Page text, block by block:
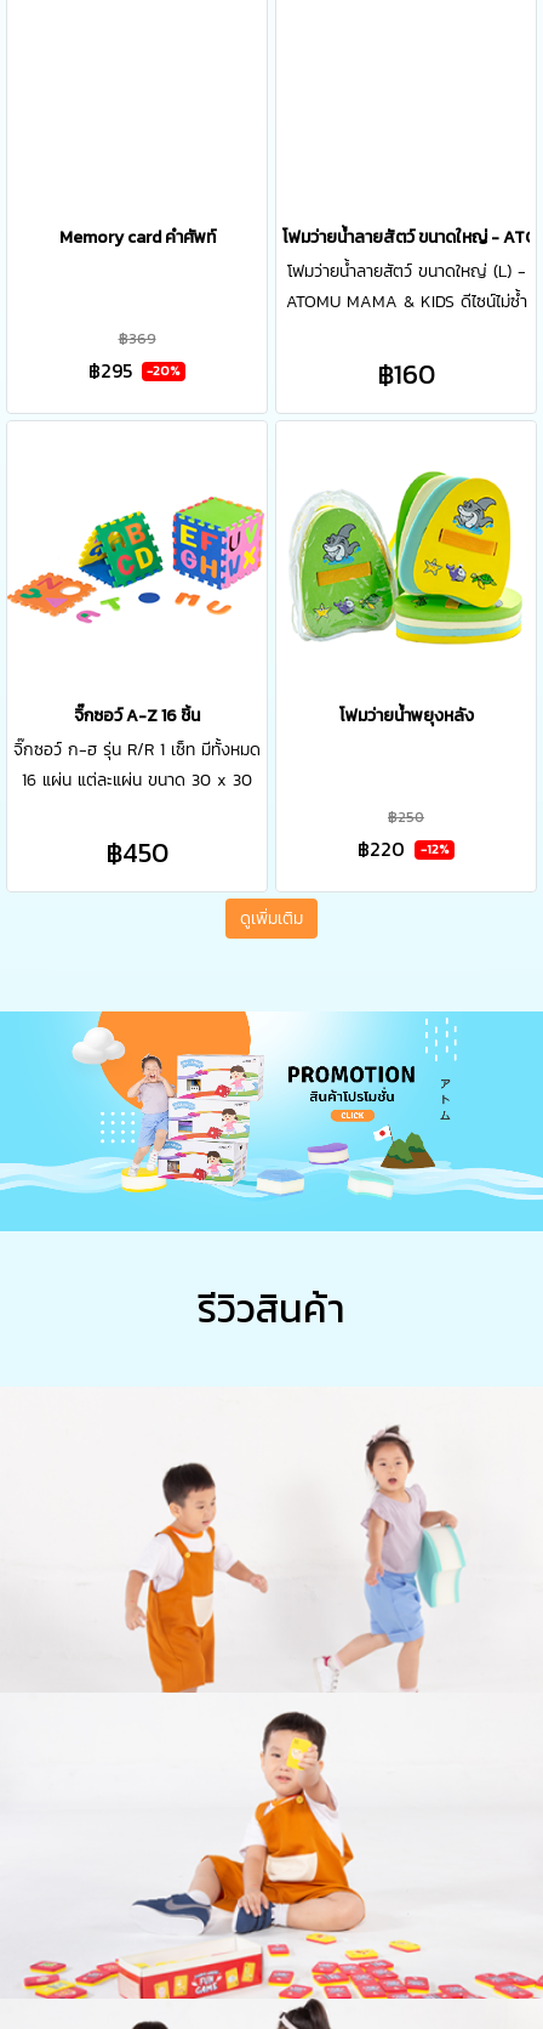
Memory card คำศัพท์
฿369
฿295 -20%
โฟมว่ายน้ำลายสัตว์ ขนาดใหญ่ -
โฟมว่ายน้ำลายสัตว์ ขนาดใหญ่ (L) -
ATOMU MAMA & KIDS ดีไซน์ไม่ซ้ำ
การเรียนรู้สำหรับเด็ก ถูกออกแบบมา
ให้ใช้แขนและขาว่ายน้ำอย่างอิสระ ช่วย
พัฒนาทักษะการว่ายน้ำได้อย่าง
อย่างมีประสิทธิภาพ
฿160
จิ๊กซอว์ A-Z 16 ชิ้น
จิ๊กซอว์ ก-ฮ รุ่น R/R 1 เซ็ท มีทั้งหมด
16 แผ่น แต่ละแผ่น ขนาด 30 x 30
รองคลาน EVA , Non toxic, Water
proof เพื่อลดแรงกระแทกระหว่างลูก
น้อยกับพื้นเวลาล้มหรือหงายหลัง
แผ่นรองคลาน สีสันสดใส สามารถ
ช่วยเพิ่มทักษะพัฒนาการ สมอง
ความคิดสร้างสรรค์ จินตนาการ และ
สายตา - ช่วยลดการกระแทก
ป้องกันการบาดเจ็บจากการล้ม หรือ
หงายหลัง - ผลิตจากวัสดุ เกรด A
เนื้อหนาแน่น ไม่ฉีดขาดง่าย ไม่เปื่อย
ไม่ขึ้นรา - ใช้สี NON Toxic ปลอด
สารพิษ ไม่มีสารตกค้าง ปลอดภัย
รอยต่อประกอบกันสนิท - ทำความ
สะอาดง่าย แห้งเร็ว - มีอายุการใช้
...............................................................
฿450
โฟมว่ายน้ำพยุงหลัง
฿250
฿220 -12%
ดูเพิ่มเติม
รีวิวสินค้า